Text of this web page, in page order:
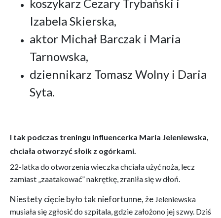
koszykarz Cezary Trybański i
Izabela Skierska,
aktor Michał Barczak i Maria
Tarnowska,
dziennikarz Tomasz Wolny i Daria
Syta.
I tak podczas treningu influencerka Maria Jeleniewska,
chciała otworzyć słoik z ogórkami.
22-latka do otworzenia wieczka chciała użyć noża, lecz
zamiast „zaatakować” nakrętkę, zraniła się w dłoń.
Niestety cięcie było tak niefortunne, że Jeleniewska
musiała się zgłosić do szpitala, gdzie założono jej szwy. Dziś